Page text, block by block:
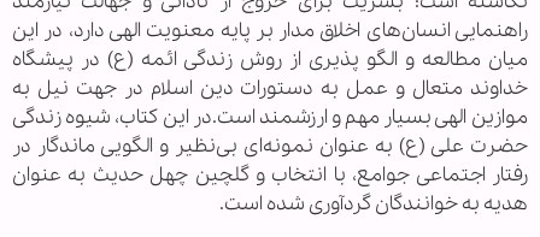
راهنمایی انسان‌های اخلاق مدار بر پایه معنویت الهی دارد، در این
میان مطالعه و الگو پذیری از روش زندگی ائمه (ع) در پیشگاه
خداوند متعال و عمل به دستورات دین اسلام در جهت نیل به
موازین الهی بسیار مهم و ارزشمند است.در این کتاب، شیوه زندگی
حضرت علی (ع) به عنوان نمونه‌ای بی‌نظیر و الگویی ماندگار در
رفتار اجتماعی جوامع، با انتخاب و گلچین چهل حدیث به عنوان
هدیه به خوانندگان گردآوری شده است.